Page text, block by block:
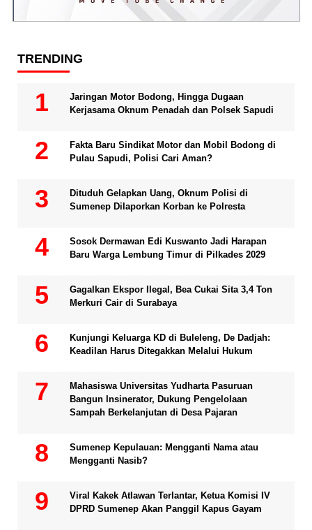
TRENDING
Jaringan Motor Bodong, Hingga Dugaan
Kerjasama Oknum Penadah dan Polsek Sapudi
Fakta Baru Sindikat Motor dan Mobil Bodong di
Pulau Sapudi, Polisi Cari Aman?
Dituduh Gelapkan Uang, Oknum Polisi di
Sumenep Dilaporkan Korban ke Polresta
Sosok Dermawan Edi Kuswanto Jadi Harapan
Baru Warga Lembung Timur di Pilkades 2029
Gagalkan Ekspor Ilegal, Bea Cukai Sita 3,4 Ton
Merkuri Cair di Surabaya
Kunjungi Keluarga KD di Buleleng, De Dadjah:
Keadilan Harus Ditegakkan Melalui Hukum
Mahasiswa Universitas Yudharta Pasuruan
Bangun Insinerator, Dukung Pengelolaan
Sampah Berkelanjutan di Desa Pajaran
Sumenep Kepulauan: Mengganti Nama atau
Mengganti Nasib?
Viral Kakek Atlawan Terlantar, Ketua Komisi IV
DPRD Sumenep Akan Panggil Kapus Gayam